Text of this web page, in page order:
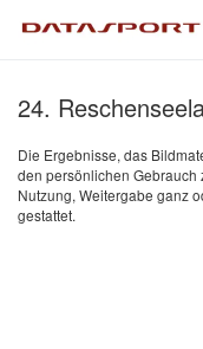
24.
Die Ergebnisse, das
den persönlichen Gebrauch
Nutzung, Weitergabe ganz
gestattet.